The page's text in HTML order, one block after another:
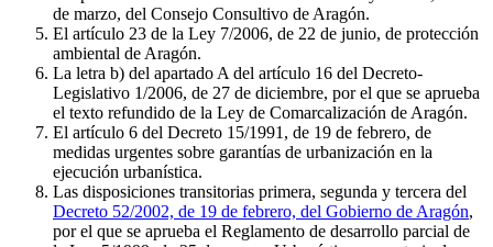
de marzo, del Consejo Consultivo de Aragón.
El artículo 23 de la Ley 7/2006, de 22 de junio, de protección
ambiental de Aragón.
La letra b) del apartado A del artículo 16 del Decreto-
Legislativo 1/2006, de 27 de diciembre, por el que se aprueba
el texto refundido de la Ley de Comarcalización de Aragón.
El artículo 6 del Decreto 15/1991, de 19 de febrero, de
medidas urgentes sobre garantías de urbanización en la
ejecución urbanística.
Las disposiciones transitorias primera, segunda y tercera del
Decreto 52/2002, de 19 de febrero, del Gobierno de Aragón,
por el que se aprueba el Reglamento de desarrollo parcial de